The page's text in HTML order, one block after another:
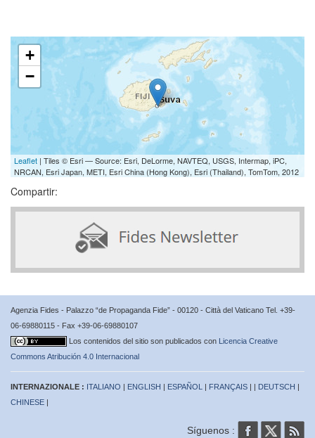
+
−
Leaflet | Tiles © Esri — Source: Esri, DeLorme, NAVTEQ, USGS, Intermap, iPC,
NRCAN, Esri Japan, METI, Esri China (Hong Kong), Esri (Thailand), TomTom, 2012
Compartir:
Agenzia Fides - Palazzo “de Propaganda Fide” - 00120 - Città del Vaticano Tel. +39-
06-69880115 - Fax +39-06-69880107
Los contenidos del sitio son publicados con Licencia Creative
Commons Atribución 4.0 Internacional
INTERNAZIONALE : ITALIANO | ENGLISH | ESPAÑOL | FRANÇAIS | | DEUTSCH |
CHINESE |
Síguenos :